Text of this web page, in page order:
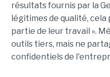
résultats fournis par la
légitimes de qualité,
partie de leur travail ».
outils tiers, mais ne
confidentiels de